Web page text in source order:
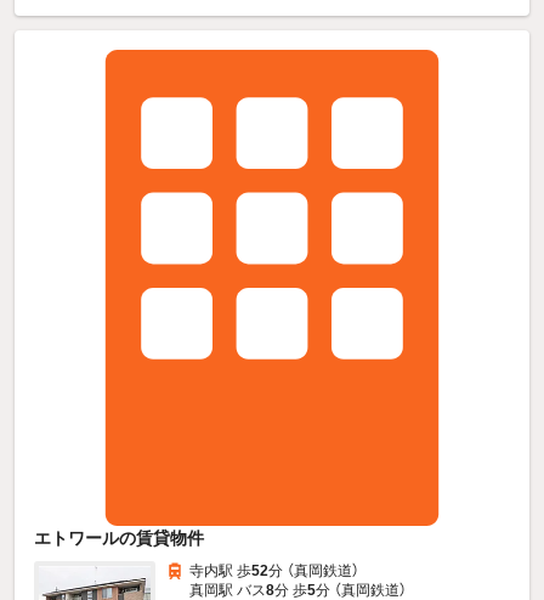
エトワールの賃貸物件
寺内駅 歩52分 （真岡鉄道）
真岡駅 バス8分 歩5分 （真岡鉄道）